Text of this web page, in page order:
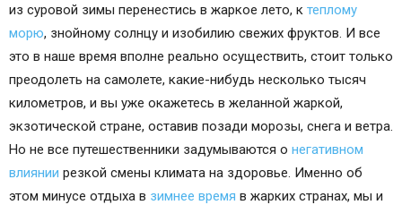
из суровой зимы перенестись в жаркое лето, к теплому
морю, знойному солнцу и изобилию свежих фруктов. И все
это в наше время вполне реально осуществить, стоит только
преодолеть на самолете, какие-нибудь несколько тысяч
километров, и вы уже окажетесь в желанной жаркой,
экзотической стране, оставив позади морозы, снега и ветра.
Но не все путешественники задумываются о негативном
влиянии резкой смены климата на здоровье. Именно об
этом минусе отдыха в зимнее время в жарких странах, мы и